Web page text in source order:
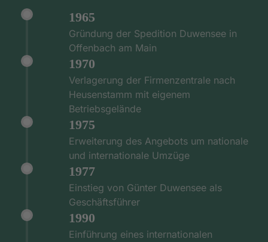
1965
Gründung der Spedition Duwensee in
Offenbach am Main
1970
Verlagerung der Firmenzentrale nach
Heusenstamm mit eigenem
Betriebsgelände
1975
Erweiterung des Angebots um nationale
und internationale Umzüge
1977
Einstieg von Günter Duwensee als
Geschäftsführer
1990
Einführung eines internationalen